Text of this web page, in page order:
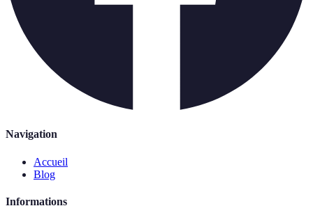
Navigation
Accueil
Blog
Informations